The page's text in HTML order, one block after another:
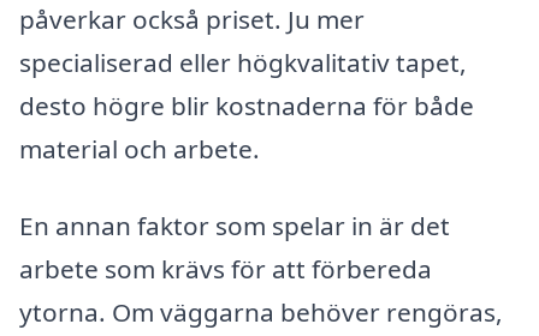
påverkar också priset. Ju mer
specialiserad eller högkvalitativ tapet,
desto högre blir kostnaderna för både
material och arbete.
En annan faktor som spelar in är det
arbete som krävs för att förbereda
ytorna. Om väggarna behöver rengöras,